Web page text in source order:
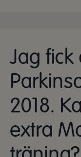
Jag
2018.
extra